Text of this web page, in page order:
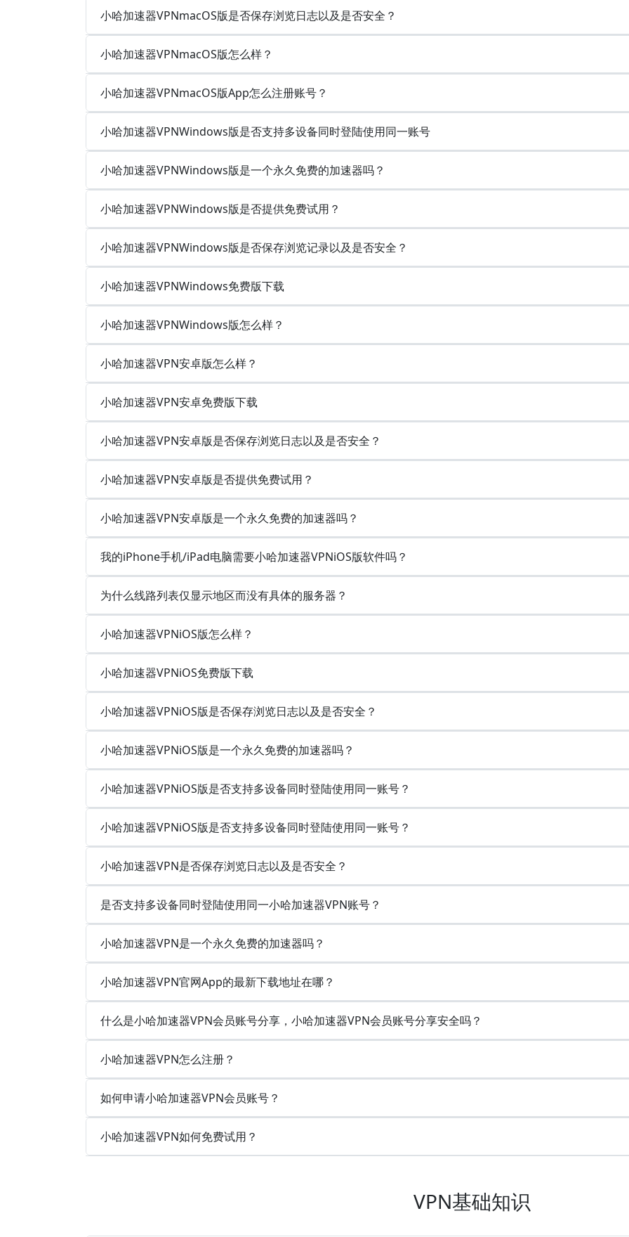
小哈加速器VPNmacOS版是否保存浏览日志以及是否安全？
小哈加速器VPNmacOS版怎么样？
小哈加速器VPNmacOS版App怎么注册账号？
小哈加速器VPNWindows版是否支持多设备同时登陆使用同一账号
小哈加速器VPNWindows版是一个永久免费的加速器吗？
小哈加速器VPNWindows版是否提供免费试用？
小哈加速器VPNWindows版是否保存浏览记录以及是否安全？
小哈加速器VPNWindows免费版下载
小哈加速器VPNWindows版怎么样？
小哈加速器VPN安卓版怎么样？
小哈加速器VPN安卓免费版下载
小哈加速器VPN安卓版是否保存浏览日志以及是否安全？
小哈加速器VPN安卓版是否提供免费试用？
小哈加速器VPN安卓版是一个永久免费的加速器吗？
我的iPhone手机/iPad电脑需要小哈加速器VPNiOS版软件吗？
为什么线路列表仅显示地区而没有具体的服务器？
小哈加速器VPNiOS版怎么样？
小哈加速器VPNiOS免费版下载
小哈加速器VPNiOS版是否保存浏览日志以及是否安全？
小哈加速器VPNiOS版是一个永久免费的加速器吗？
小哈加速器VPNiOS版是否支持多设备同时登陆使用同一账号？
小哈加速器VPNiOS版是否支持多设备同时登陆使用同一账号？
小哈加速器VPN是否保存浏览日志以及是否安全？
是否支持多设备同时登陆使用同一小哈加速器VPN账号？
小哈加速器VPN是一个永久免费的加速器吗？
小哈加速器VPN官网App的最新下载地址在哪？
什么是小哈加速器VPN会员账号分享，小哈加速器VPN会员账号分享安全吗？
小哈加速器VPN怎么注册？
如何申请小哈加速器VPN会员账号？
小哈加速器VPN如何免费试用？
VPN基础知识